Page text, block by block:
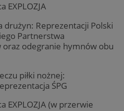
EXPLOZJA
Reprezentacji Polski
Partnerstwa
oraz odegranie hymnów obu
piłki nożnej:
ŚPG
EXPLOZJA (w przerwie